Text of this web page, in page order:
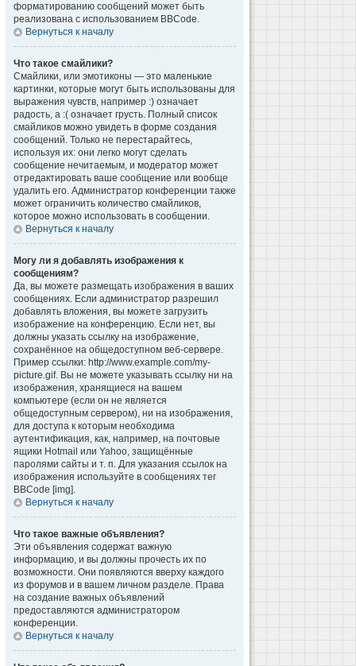
форматированию сообщений может быть
реализована с использованием BBCode.
Вернуться к началу
Что такое смайлики?
Смайлики, или эмотиконы — это маленькие
картинки, которые могут быть использованы для
выражения чувств, например :) означает
радость, а :( означает грусть. Полный список
смайликов можно увидеть в форме создания
сообщений. Только не перестарайтесь,
используя их: они легко могут сделать
сообщение нечитаемым, и модератор может
отредактировать ваше сообщение или вообще
удалить его. Администратор конференции также
может ограничить количество смайликов,
которое можно использовать в сообщении.
Вернуться к началу
Могу ли я добавлять изображения к
сообщениям?
Да, вы можете размещать изображения в ваших
сообщениях. Если администратор разрешил
добавлять вложения, вы можете загрузить
изображение на конференцию. Если нет, вы
должны указать ссылку на изображение,
сохранённое на общедоступном веб-сервере.
Пример ссылки: http://www.example.com/my-
picture.gif. Вы не можете указывать ссылку ни на
изображения, хранящиеся на вашем
компьютере (если он не является
общедоступным сервером), ни на изображения,
для доступа к которым необходима
аутентификация, как, например, на почтовые
ящики Hotmail или Yahoo, защищённые
паролями сайты и т. п. Для указания ссылок на
изображения используйте в сообщениях тег
BBCode [img].
Вернуться к началу
Что такое важные объявления?
Эти объявления содержат важную
информацию, и вы должны прочесть их по
возможности. Они появляются вверху каждого
из форумов и в вашем личном разделе. Права
на создание важных объявлений
предоставляются администратором
конференции.
Вернуться к началу